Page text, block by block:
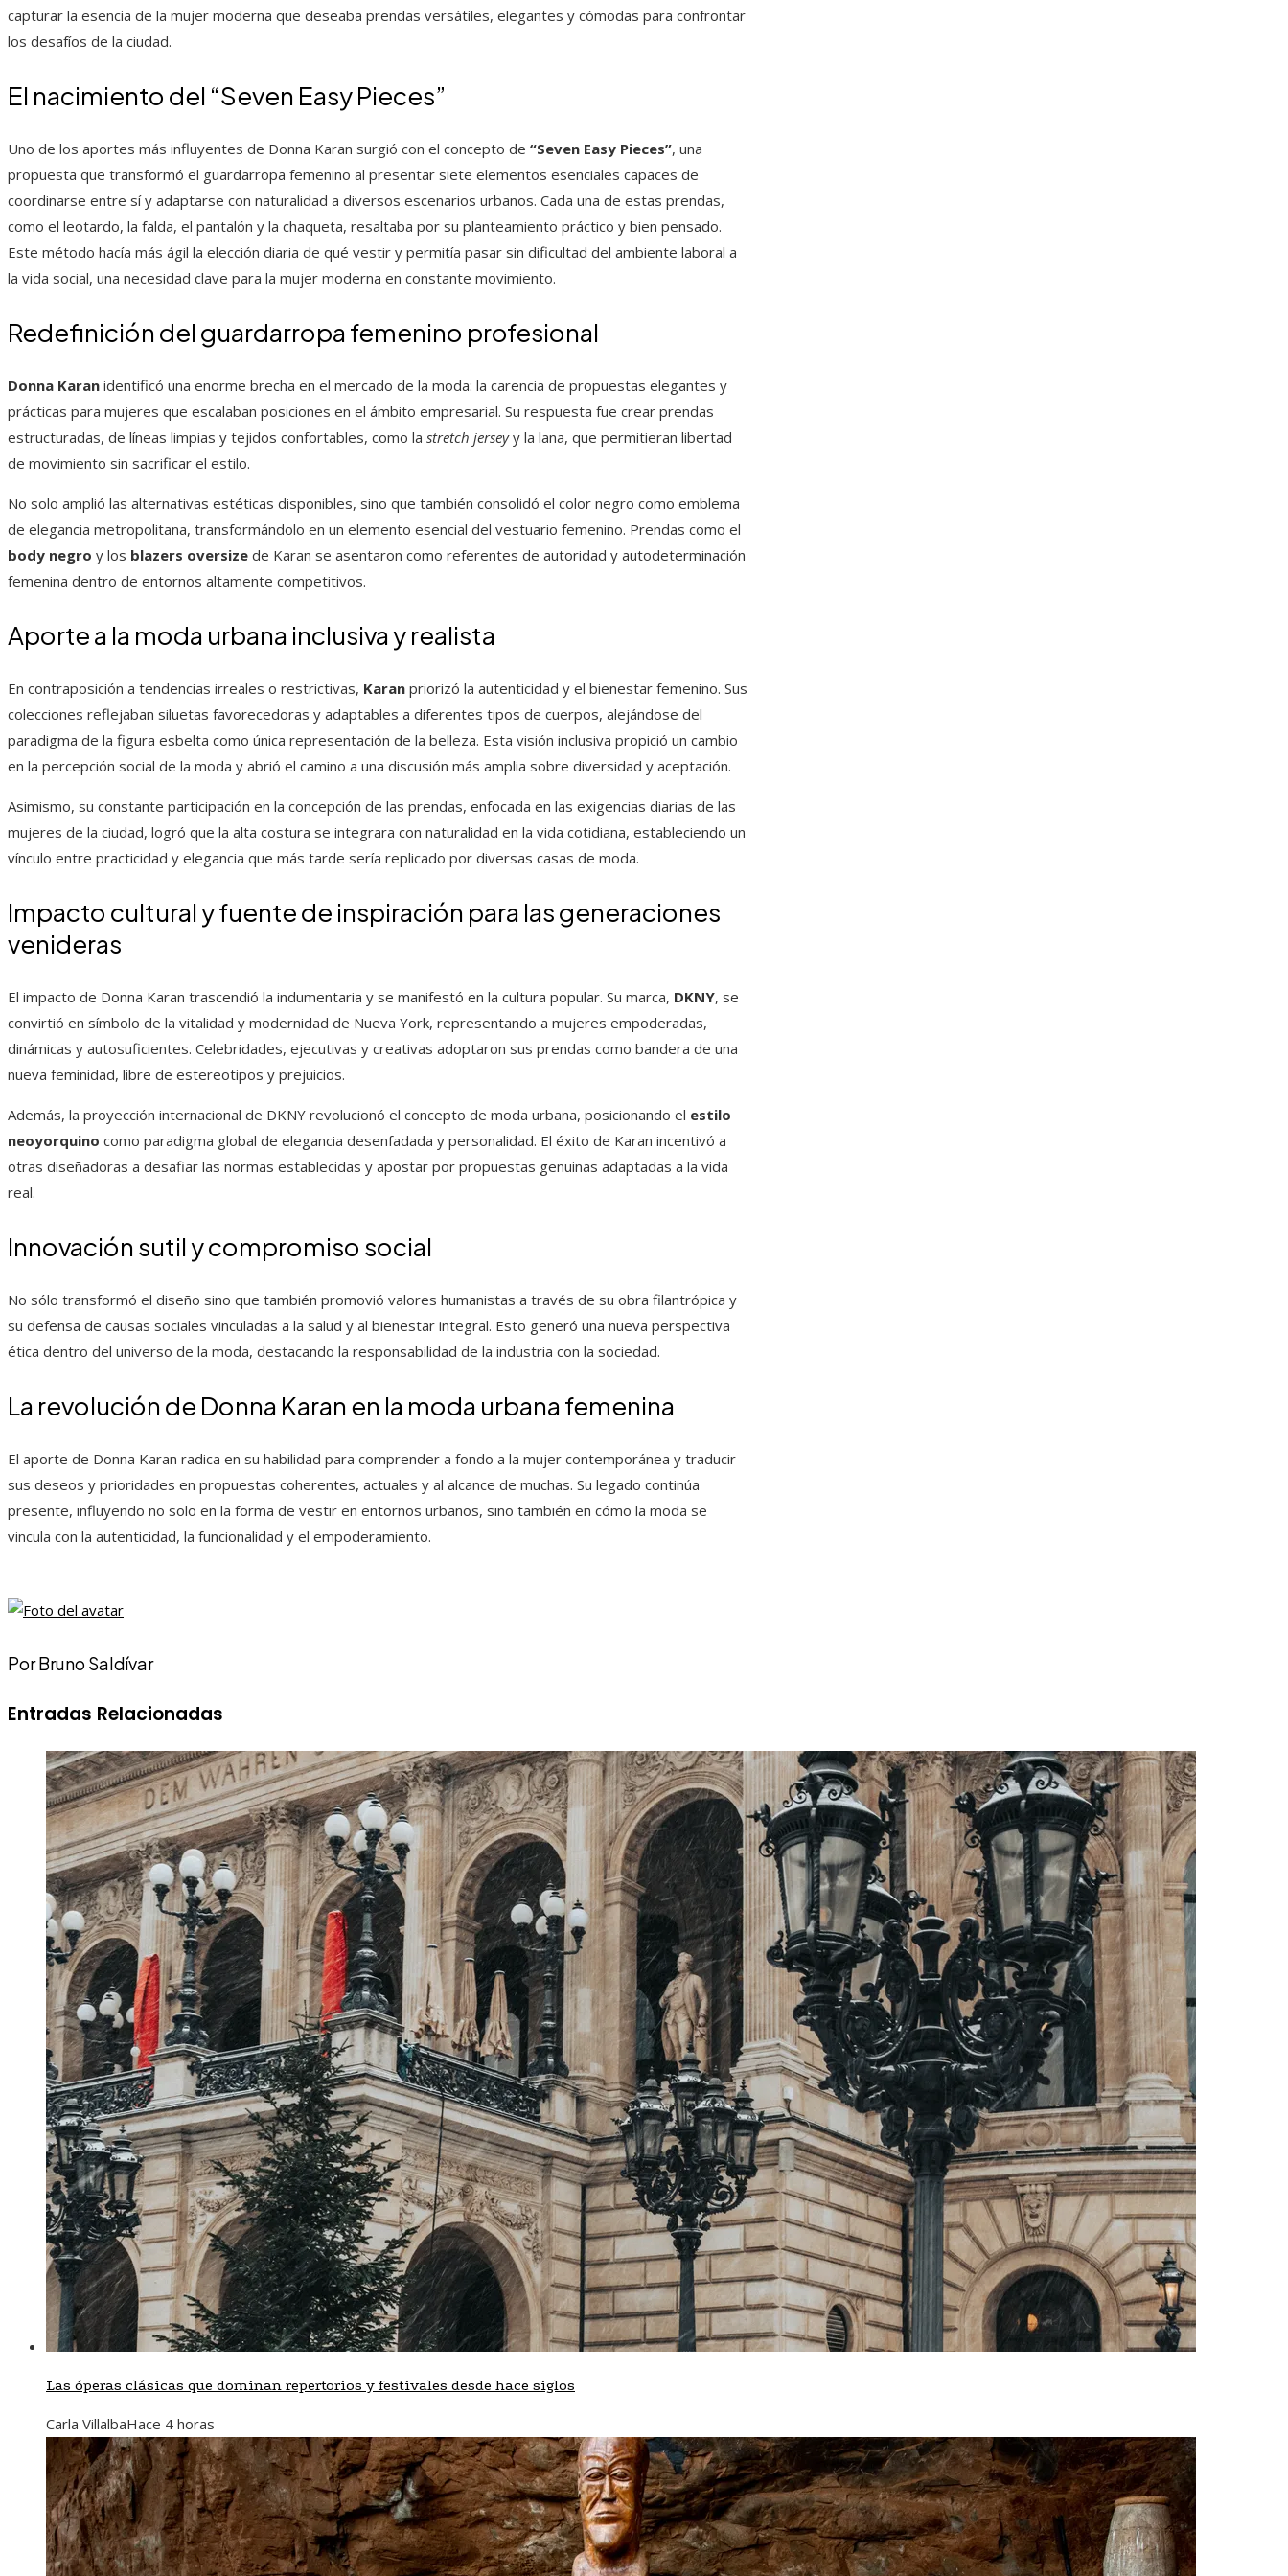
capturar la esencia de la mujer moderna que deseaba prendas versátiles, elegantes y cómodas para confrontar
los desafíos de la ciudad.
El nacimiento del “Seven Easy Pieces”
Uno de los aportes más influyentes de Donna Karan surgió con el concepto de “Seven Easy Pieces”, una
propuesta que transformó el guardarropa femenino al presentar siete elementos esenciales capaces de
coordinarse entre sí y adaptarse con naturalidad a diversos escenarios urbanos. Cada una de estas prendas,
como el leotardo, la falda, el pantalón y la chaqueta, resaltaba por su planteamiento práctico y bien pensado.
Este método hacía más ágil la elección diaria de qué vestir y permitía pasar sin dificultad del ambiente laboral a
la vida social, una necesidad clave para la mujer moderna en constante movimiento.
Redefinición del guardarropa femenino profesional
Donna Karan identificó una enorme brecha en el mercado de la moda: la carencia de propuestas elegantes y
prácticas para mujeres que escalaban posiciones en el ámbito empresarial. Su respuesta fue crear prendas
estructuradas, de líneas limpias y tejidos confortables, como la stretch jerseyy la lana, que permitieran libertad
de movimiento sin sacrificar el estilo.
No solo amplió las alternativas estéticas disponibles, sino que también consolidó el color negro como emblema
de elegancia metropolitana, transformándolo en un elemento esencial del vestuario femenino. Prendas como el
body negro y los blazers oversize de Karan se asentaron como referentes de autoridad y autodeterminación
femenina dentro de entornos altamente competitivos.
Aporte a la moda urbana inclusiva y realista
En contraposición a tendencias irreales o restrictivas, Karan priorizó la autenticidad y el bienestar femenino. Sus
colecciones reflejaban siluetas favorecedoras y adaptables a diferentes tipos de cuerpos, alejándose del
paradigma de la figura esbelta como única representación de la belleza. Esta visión inclusiva propició un cambio
en la percepción social de la moda y abrió el camino a una discusión más amplia sobre diversidad y aceptación.
Asimismo, su constante participación en la concepción de las prendas, enfocada en las exigencias diarias de las
mujeres de la ciudad, logró que la alta costura se integrara con naturalidad en la vida cotidiana, estableciendo un
vínculo entre practicidad y elegancia que más tarde sería replicado por diversas casas de moda.
Impacto cultural y fuente de inspiración para las generaciones
venideras
El impacto de Donna Karan trascendió la indumentaria y se manifestó en la cultura popular. Su marca, DKNY, se
convirtió en símbolo de la vitalidad y modernidad de Nueva York, representando a mujeres empoderadas,
dinámicas y autosuficientes. Celebridades, ejecutivas y creativas adoptaron sus prendas como bandera de una
nueva feminidad, libre de estereotipos y prejuicios.
Además, la proyección internacional de DKNY revolucionó el concepto de moda urbana, posicionando el estilo
neoyorquino como paradigma global de elegancia desenfadada y personalidad. El éxito de Karan incentivó a
otras diseñadoras a desafiar las normas establecidas y apostar por propuestas genuinas adaptadas a la vida
real.
Innovación sutil y compromiso social
No sólo transformó el diseño sino que también promovió valores humanistas a través de su obra filantrópica y
su defensa de causas sociales vinculadas a la salud y al bienestar integral. Esto generó una nueva perspectiva
ética dentro del universo de la moda, destacando la responsabilidad de la industria con la sociedad.
La revolución de Donna Karan en la moda urbana femenina
El aporte de Donna Karan radica en su habilidad para comprender a fondo a la mujer contemporánea y traducir
sus deseos y prioridades en propuestas coherentes, actuales y al alcance de muchas. Su legado continúa
presente, influyendo no solo en la forma de vestir en entornos urbanos, sino también en cómo la moda se
vincula con la autenticidad, la funcionalidad y el empoderamiento.
Por Bruno Saldívar
Entradas Relacionadas
Las óperas clásicas que dominan repertorios y festivales desde hace siglos
Carla VillalbaHace 4 horas